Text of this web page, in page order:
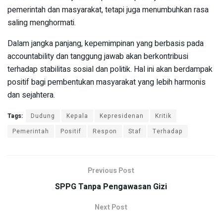
pemerintah dan masyarakat, tetapi juga menumbuhkan rasa
saling menghormati.
Dalam jangka panjang, kepemimpinan yang berbasis pada
accountability dan tanggung jawab akan berkontribusi
terhadap stabilitas sosial dan politik. Hal ini akan berdampak
positif bagi pembentukan masyarakat yang lebih harmonis
dan sejahtera.
Tags: Dudung Kepala Kepresidenan
Kritik
Pemerintah
Positif Respon Staf Terhadap
Previous Post
SPPG Tanpa Pengawasan Gizi
Next Post